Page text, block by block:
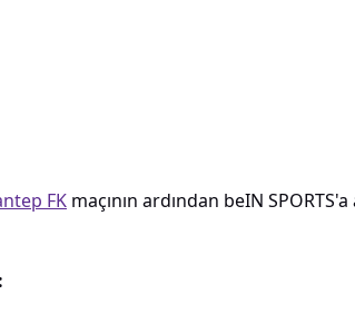
FK maçının ardından beIN